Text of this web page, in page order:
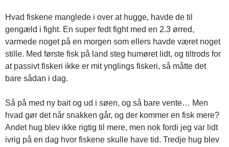
Hvad fiskene manglede i over at hugge, havde de til
gengæld i fight. En super fedt fight med en 2.3 ørred,
varmede noget på en morgen som ellers havde været noget
stille. Med første fisk på land steg humøret lidt, og tiltrods for
at passivt fiskeri ikke er mit ynglings fiskeri, så måtte det
bare sådan i dag.
Så på med ny bait og ud i søen, og så bare vente… Men
hvad gør det når snakken går, og der kommer en fisk mere?
Andet hug blev ikke rigtig til mere, men nok fordi jeg var lidt
ivrig på en dag hvor fiskene skulle have tid. Tredje hug blev